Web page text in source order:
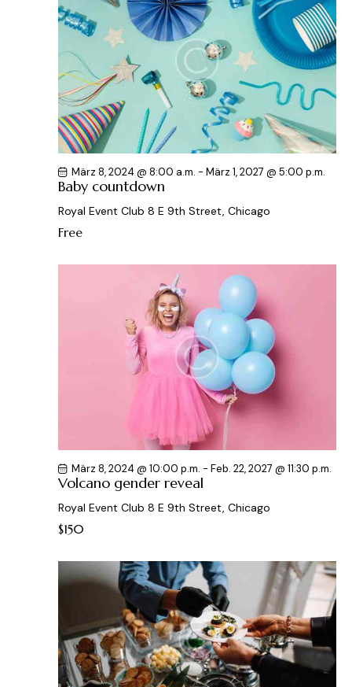
Baby countdown
März 8, 2024 @ 8:00 a.m. - März 1, 2027 @ 5:00 p.m.
Royal Event Club 8 E 9th Street, Chicago
Free
Volcano gender reveal
März 8, 2024 @ 10:00 p.m. - Feb. 22, 2027 @ 11:30 p.m.
Royal Event Club 8 E 9th Street, Chicago
$150